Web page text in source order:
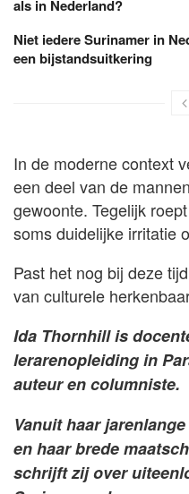
als in Nederland?
Niet iedere Surinamer in
een bijstandsuitkering
In de moderne context
een deel van de
gewoonte. Tegelijk
soms duidelijke irritatie
Past het nog bij deze
van culturele
Ida Thornhill is
lerarenopleiding in
auteur en columniste.
Vanuit haar
en haar brede
schrijft zij over